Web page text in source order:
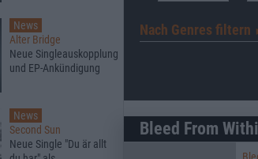
Nach Genres filtern
Bleed From
News
Alter Bridge
Neue Singleauskopplung
und EP-Ankündigung
News
Second Sun
Neue Single "Du är allt